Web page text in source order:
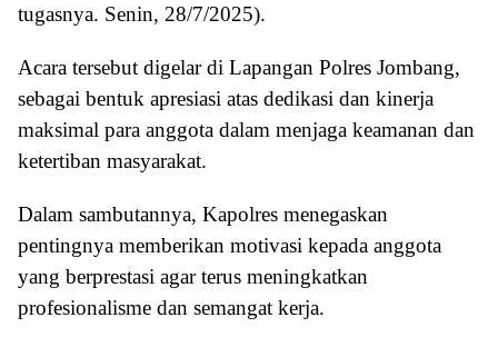
tugasnya. Senin, 28/7/2025).
Acara tersebut digelar di Lapangan Polres Jombang,
sebagai bentuk apresiasi atas dedikasi dan kinerja
maksimal para anggota dalam menjaga keamanan dan
ketertiban masyarakat.
Dalam sambutannya, Kapolres menegaskan
pentingnya memberikan motivasi kepada anggota
yang berprestasi agar terus meningkatkan
profesionalisme dan semangat kerja.